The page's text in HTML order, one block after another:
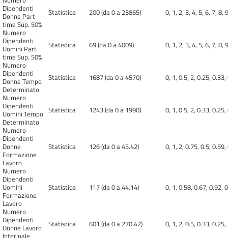
Dipendenti
Donne Part
time Sup. 50%
Statistica 200 (da 0 a 23865)
0, 1, 2, 3, 4, 5, 6, 7, 8, 9
Numero
Dipendenti
Uomini Part
time Sup. 50%
Statistica 69 (da 0 a 4009)
0, 1, 2, 3, 4, 5, 6, 7, 8, 9
Numero
Dipendenti
Donne Tempo
Determinato
Statistica 1687 (da 0 a 4570)
0, 1, 0.5, 2, 0.25,
Numero
Dipendenti
Uomini Tempo
Determinato
Statistica 1243 (da 0 a 1990)
0, 1, 0.5, 2, 0.33,
Numero
Dipendenti
Donne
Formazione
Lavoro
Statistica 126 (da 0 a 45.42) 0, 1, 2, 0.75, 0.5,
Numero
Dipendenti
Uomini
Formazione
Lavoro
Statistica 117 (da 0 a 44.14) 0, 1, 0.58, 0.67, 0.92,
Numero
Dipendenti
Donne Lavoro
Statistica 601 (da 0 a 270.42)
0, 1, 2, 0.5, 0.33,